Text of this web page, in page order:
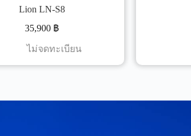
Lion LN-S8
35,900 ฿
ไม่จดทะเบียน